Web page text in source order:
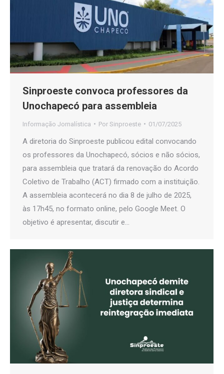
Sinproeste convoca professores da
Unochapecó para assembleia
Informação Jornalística Por Sinproeste 01/07/2025
A diretoria do Sinproeste publicou edital convocando
os professores da Unochapecó, sócios e não sócios,
para assembleia que tratará da renovação do Acordo
Coletivo de Trabalho (ACT) firmado com a instituição.
A assembleia acontecerá no dia 8 de julho de 2025,
às 17h45, no formato online, pelo Google Meet. O
objetivo é apresentar, discutir e…